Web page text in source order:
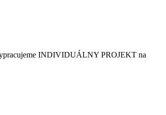
INDIVIDUÁLNY PROJEKT na